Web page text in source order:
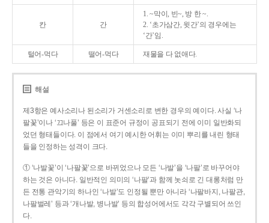
칸 간
1. ~막이, 빈~, 방 한 ~.
2. ‘초가삼간, 윗간’의 경우에는
‘간’임.
털어-먹다 떨어-먹다 재물을 다 없애다.
해설
제3항은 예사소리나 된소리가 거센소리로 변한 경우의 예이다. 사실 ‘나
팔꽃’이나 ‘끄나풀’ 등은 이 표준어 규정이 공표되기 전에 이미 일반화되
었던 형태들이다. 이 점에서 여기 예시한 어휘는 이미 뿌리를 내린 형태
들을 인정하는 성격이 크다.
① ‘나발꽃’이 ‘나팔꽃’으로 바뀌었으나 모든 ‘나발’을 ‘나팔’로 바꾸어야
하는 것은 아니다. 일반적인 의미의 ‘나팔’과 함께 놋쇠로 긴 대롱처럼 만
든 전통 관악기의 하나인 ‘나발’도 인정될 뿐만 아니라 ‘나팔바지, 나팔관,
나팔벌레’ 등과 ‘개나발, 병나발’ 등의 합성어에서도 각각 구별되어 쓰인
다.